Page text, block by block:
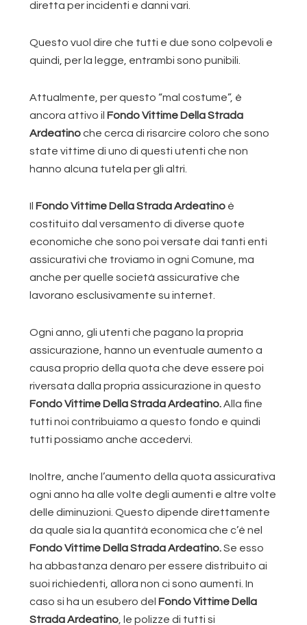
diretta per incidenti e danni vari.
Questo vuol dire che tutti e due sono colpevoli e
quindi, per la legge, entrambi sono punibili.
Attualmente, per questo “mal costume”, è
ancora attivo il Fondo Vittime Della Strada
Ardeatinoche cerca di risarcire coloro che sono
state vittime di uno di questi utenti che non
hanno alcuna tutela per gli altri.
Il Fondo Vittime Della Strada Ardeatino è
costituito dal versamento di diverse quote
economiche che sono poi versate dai tanti enti
assicurativi che troviamo in ogni Comune, ma
anche per quelle società assicurative che
lavorano esclusivamente su internet.
Ogni anno, gli utenti che pagano la propria
assicurazione, hanno un eventuale aumento a
causa proprio della quota che deve essere poi
riversata dalla propria assicurazione in questo
Fondo Vittime Della Strada Ardeatino.Alla fine
tutti noi contribuiamo a questo fondo e quindi
tutti possiamo anche accedervi.
Inoltre, anche l’aumento della quota assicurativa
ogni anno ha alle volte degli aumenti e altre volte
delle diminuzioni. Questo dipende direttamente
da quale sia la quantità economica che c’è nel
Fondo Vittime Della Strada Ardeatino.Se esso
ha abbastanza denaro per essere distribuito ai
suoi richiedenti, allora non ci sono aumenti. In
caso si ha un esubero del Fondo Vittime Della
Strada Ardeatino , le polizze di tutti si